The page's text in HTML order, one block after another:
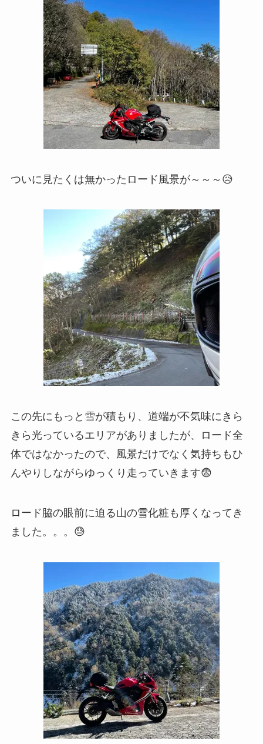
ついに見たくは無かったロード風景が～～～😥
この先にもっと雪が積もり、道端が不気味にきら
きら光っているエリアがありましたが、ロード全
体ではなかったので、風景だけでなく気持ちもひ
んやりしながらゆっくり走っていきます😨
ロード脇の眼前に迫る山の雪化粧も厚くなってき
ました。。。😓